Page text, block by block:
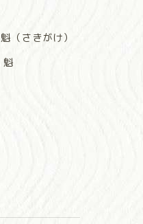
（さきがけ）
魁